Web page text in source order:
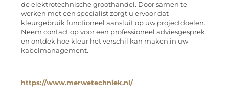
de elektrotechnische groothandel. Door samen te
werken met een specialist zorgt u ervoor dat
kleurgebruik functioneel aansluit op uw projectdoelen.
Neem contact op voor een professioneel adviesgesprek
en ontdek hoe kleur het verschil kan maken in uw
kabelmanagement.
https://www.merwetechniek.nl/